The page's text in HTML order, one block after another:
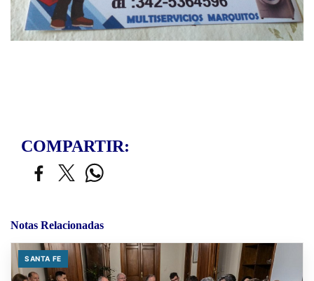
COMPARTIR:
Notas Relacionadas
SANTA FE